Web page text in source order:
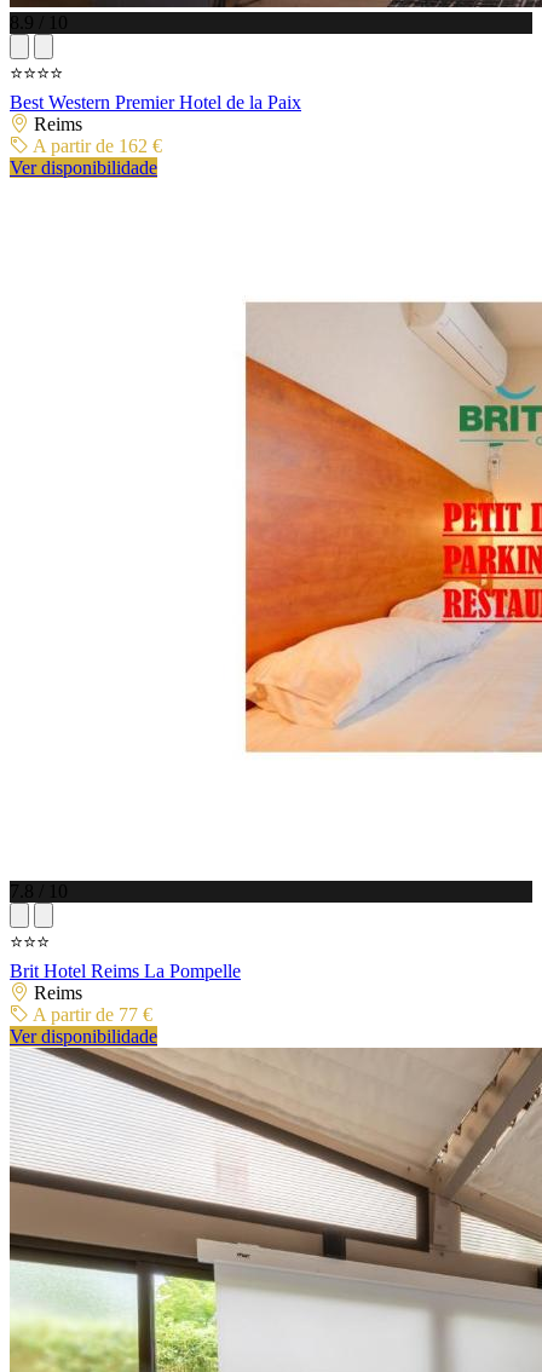
8.9 / 10
⭐⭐⭐⭐
Best Western Premier Hotel de la Paix
Reims
A partir de 162 €
Ver disponibilidade
7.8 / 10
⭐⭐⭐
Brit Hotel Reims La Pompelle
Reims
A partir de 77 €
Ver disponibilidade